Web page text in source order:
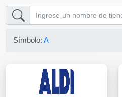
Símbolo:A